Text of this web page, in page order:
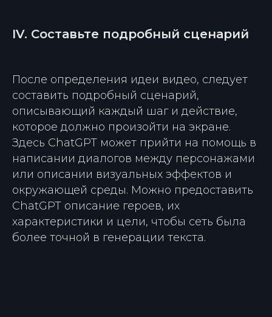
IV. Составьте подробный сценарий
После определения идеи видео, следует
составить подробный сценарий,
описывающий каждый шаг и действие,
которое должно произойти на экране.
Здесь ChatGPT может прийти на помощь в
написании диалогов между персонажами
или описании визуальных эффектов и
окружающей среды. Можно предоставить
ChatGPT описание героев, их
характеристики и цели, чтобы сеть была
более точной в генерации текста.